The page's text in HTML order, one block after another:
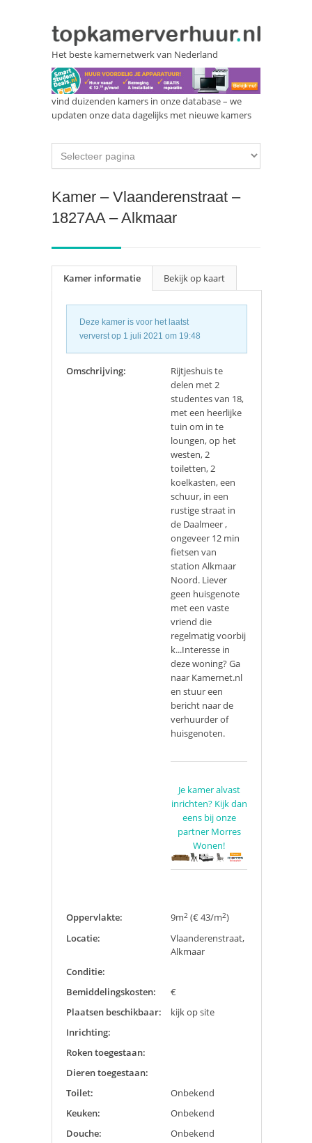
Het beste kamernetwerk van Nederland
vind duizenden kamers in onze database – we
updaten onze data dagelijks met nieuwe kamers
Kamer – Vlaanderenstraat –
1827AA – Alkmaar
Kamer informatie Bekijk op kaart
Deze kamer is voor het laatst
ververst op 1 juli 2021 om 19:48
Omschrijving:
Rijtjeshuis te
delen met 2
studentes van 18,
met een heerlijke
tuin om in te
loungen, op het
westen, 2
toiletten, 2
koelkasten, een
schuur, in een
rustige straat in
de Daalmeer ,
ongeveer 12 min
fietsen van
station Alkmaar
Noord. Liever
geen huisgenote
met een vaste
vriend die
regelmatig voorbij
k...Interesse in
deze woning? Ga
naar Kamernet.nl
en stuur een
bericht naar de
verhuurder of
huisgenoten.
Je kamer alvast
inrichten? Kijk dan
eens bij onze
partner Morres
Wonen!
Oppervlakte: 9m2 (€ 43/m2)
Locatie:
Vlaanderenstraat,
Alkmaar
Conditie:
Bemiddelingskosten:
€
Plaatsen beschikbaar:
kijk op site
Inrichting:
Roken toegestaan:
Dieren toegestaan:
Toilet:
Onbekend
Keuken:
Onbekend
Douche:
Onbekend